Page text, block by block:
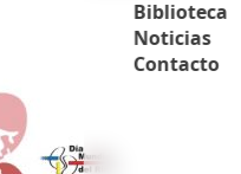
Biblioteca
Noticias
Contacto